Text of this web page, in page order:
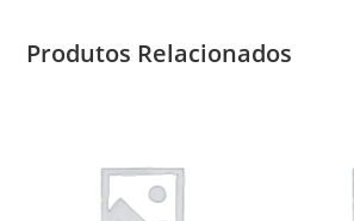
Produtos Relacionados